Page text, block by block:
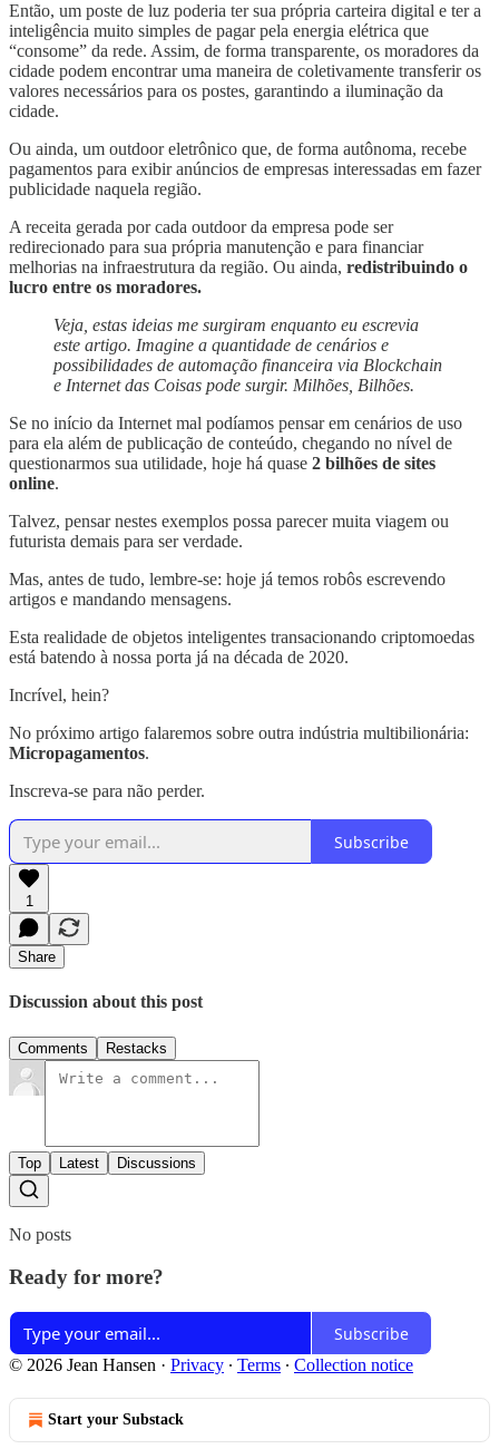
Então, um poste de luz poderia ter sua própria carteira digital e ter a
inteligência muito simples de pagar pela energia elétrica que
“consome” da rede. Assim, de forma transparente, os moradores da
cidade podem encontrar uma maneira de coletivamente transferir os
valores necessários para os postes, garantindo a iluminação da
cidade.
Ou ainda, um outdoor eletrônico que, de forma autônoma, recebe
pagamentos para exibir anúncios de empresas interessadas em fazer
publicidade naquela região.
A receita gerada por cada outdoor da empresa pode ser
redirecionado para sua própria manutenção e para financiar
melhorias na infraestrutura da região. Ou ainda, redistribuindo o
lucro entre os moradores.
Veja, estas ideias me surgiram enquanto eu escrevia
este artigo. Imagine a quantidade de cenários e
possibilidades de automação financeira via Blockchain
e Internet das Coisas pode surgir. Milhões, Bilhões.
Se no início da Internet mal podíamos pensar em cenários de uso
para ela além de publicação de conteúdo, chegando no nível de
questionarmos sua utilidade, hoje há quase 2 bilhões de sites
online.
Talvez, pensar nestes exemplos possa parecer muita viagem ou
futurista demais para ser verdade.
Mas, antes de tudo, lembre-se: hoje já temos robôs escrevendo
artigos e mandando mensagens.
Esta realidade de objetos inteligentes transacionando criptomoedas
está batendo à nossa porta já na década de 2020.
Incrível, hein?
No próximo artigo falaremos sobre outra indústria multibilionária:
Micropagamentos.
Inscreva-se para não perder.
Subscribe
1
Share
Discussion about this post
Comments Restacks
Top Latest Discussions
No posts
Ready for more?
Subscribe
© 2026 Jean Hansen · Privacy ∙ Terms ∙ Collection notice
Start your Substack